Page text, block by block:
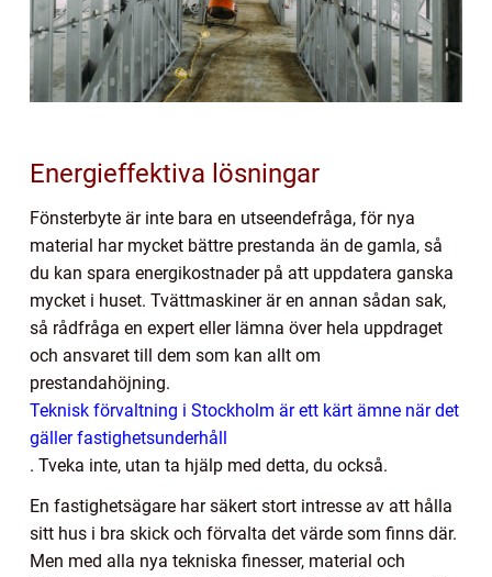
Energieffektiva lösningar
Fönsterbyte är inte bara en utseendefråga, för nya
material har mycket bättre prestanda än de gamla, så
du kan spara energikostnader på att uppdatera ganska
mycket i huset. Tvättmaskiner är en annan sådan sak,
så rådfråga en expert eller lämna över hela uppdraget
och ansvaret till dem som kan allt om
prestandahöjning.
Teknisk förvaltning i Stockholm är ett kärt ämne när det
gäller fastighetsunderhåll
. Tveka inte, utan ta hjälp med detta, du också.
En fastighetsägare har säkert stort intresse av att hålla
sitt hus i bra skick och förvalta det värde som finns där.
Men med alla nya tekniska finesser, material och